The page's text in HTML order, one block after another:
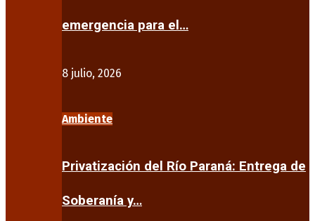
emergencia para el…
8 julio, 2026
Ambiente
Privatización del Río Paraná: Entrega de
Soberanía y…